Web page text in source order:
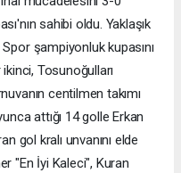
sahibi oldu. Yaklaşık
şampiyonluk kupasını
Tosunoğulları
centilmen takımı
attığı 14 golle Erkan
gol kralı unvanını elde
"En İyi Kaleci", Kuran